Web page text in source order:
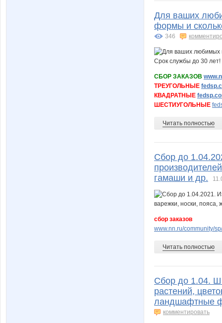
Для ваших
формы и
346
СБОР ЗАКАЗОВ
ТРЕУГОЛЬНЫЕ
КВАДРАТНЫЕ
ШЕСТИУГОЛЬНЫЕ
Читать полностью
Сбор до
гамаши и др.
сбор заказов
www.nn.ru/community/
Читать полностью
Сбор до 1.04.
растений,
ландшафтные
комментировать